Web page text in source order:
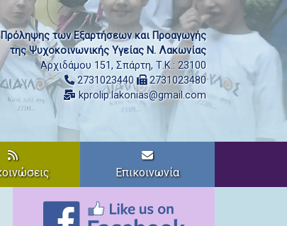
Πρόληψης των Εξαρτήσεων και Προαγωγής
της Ψυχοκοινωνικής Υγείας Ν. Λακωνίας
Αρχιδάμου 151, Σπάρτη, Τ.Κ.: 23100
2731023440
2731023480
kprolip.lakonias@gmail.com
Επικοινωνία